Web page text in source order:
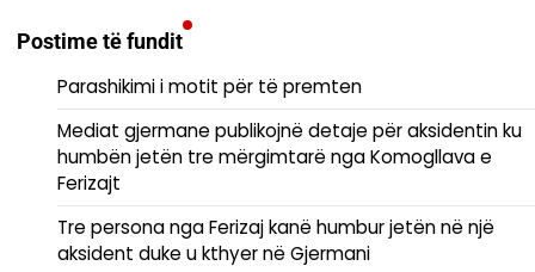
Postime të fundit
Parashikimi i motit për të premten
Mediat gjermane publikojnë detaje për aksidentin ku
humbën jetën tre mërgimtarë nga Komogllava e
Ferizajt
Tre persona nga Ferizaj kanë humbur jetën në një
aksident duke u kthyer në Gjermani